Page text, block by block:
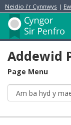
Neidio i'r Cynnwys |
Addewid
Page Menu